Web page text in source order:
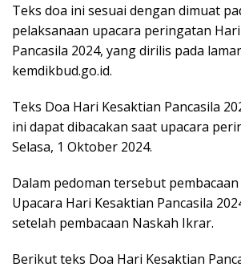
Teks doa ini sesuai dengan dimuat
pelaksanaan upacara peringatan
Pancasila 2024, yang dirilis pada
kemdikbud.go.id.
Teks Doa Hari Kesaktian Pancasila
ini dapat dibacakan saat upacara
Selasa, 1 Oktober 2024.
Dalam pedoman tersebut
Upacara Hari Kesaktian Pancasila
setelah pembacaan Naskah Ikrar.
Berikut teks Doa Hari Kesaktian